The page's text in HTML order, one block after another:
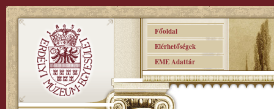
Főoldal
Elérhetőségek
EME Adattár